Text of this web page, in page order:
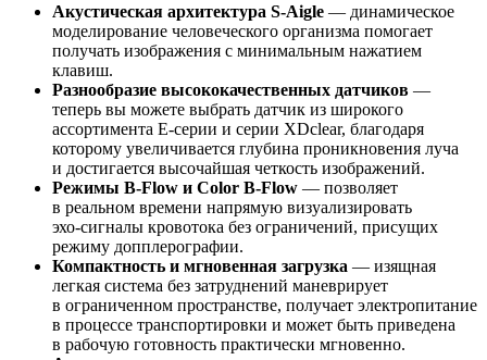
Акустическая архитектура S-Aigle — динамическое
моделирование человеческого организма помогает
получать изображения с минимальным нажатием
клавиш.
Разнообразие высококачественных датчиков —
теперь вы можете выбрать датчик из широкого
ассортимента Е-серии и серии XDclear, благодаря
которому увеличивается глубина проникновения луча
и достигается высочайшая четкость изображений.
Режимы B-Flow и Color B-Flow — позволяет
в реальном времени напрямую визуализировать
эхо-сигналы кровотока без ограничений, присущих
режиму допплерографии.
Компактность и мгновенная загрузка — изящная
легкая система без затруднений маневрирует
в ограниченном пространстве, получает электропитание
в процессе транспортировки и может быть приведена
в рабочую готовность практически мгновенно.